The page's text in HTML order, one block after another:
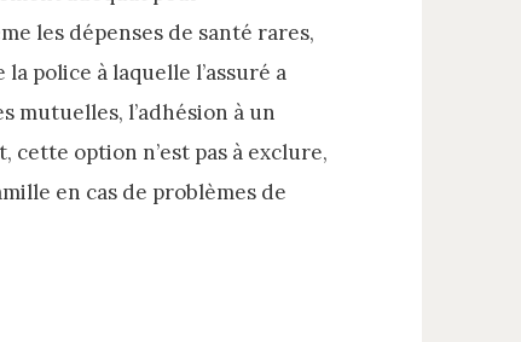
les dépenses de santé rares,
police à laquelle l’assuré a
mutuelles, l’adhésion à un
cette option n’est pas à exclure,
en cas de problèmes de